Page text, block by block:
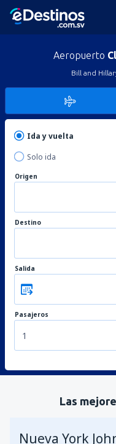
Aeropuerto
Bill and
Ida y vuelta
Solo ida
Origen
Destino
Salida
Pasajeros
1
Las
Nueva York